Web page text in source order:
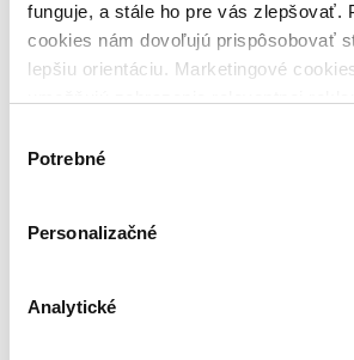
funguje, a stále ho pre vás zlepšovať.
cookies nám dovoľujú prispôsobovať
lepšiu orientáciu. Marketingové
keby sme mohli používať všetky tieto
súhlasu
Potrebné
Personalizačné
Analytické